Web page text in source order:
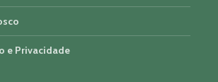
e Privacidade